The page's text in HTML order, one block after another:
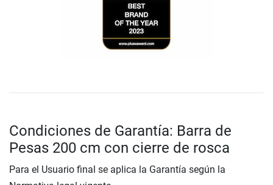
Condiciones de Garantía: Barra de
Pesas 200 cm con cierre de rosca
Para el Usuario final se aplica la Garantía según la